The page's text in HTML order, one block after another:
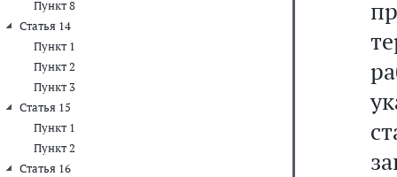
Пункт 8
Статья 14
Пункт 1
Пункт 2
Пункт 3
Статья 15
Пункт 1
Пункт 2
Статья 16